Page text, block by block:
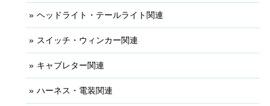
ヘッドライト・テールライト関連
スイッチ・ウィンカー関連
キャブレター関連
ハーネス・電装関連